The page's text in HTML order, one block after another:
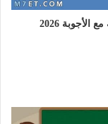
الأجوبة 2026